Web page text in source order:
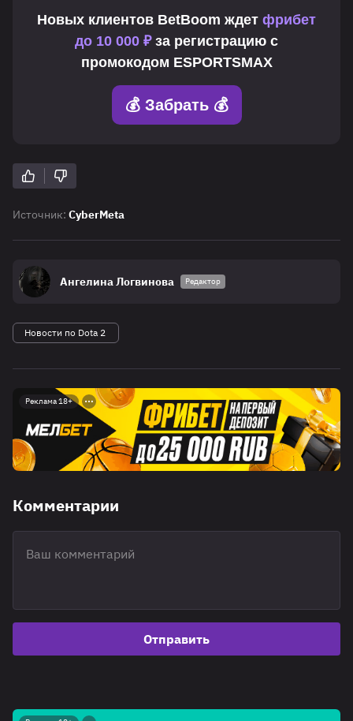
Новых клиентов BetBoom ждет фрибет
до 10 000 ₽за регистрацию с
промокодом ESPORTSMAX
💰 Забрать 💰
Источник: CyberMeta
Ангелина Логвинова Редактор
Новости по Dota 2
Реклама 18+
Комментарии
Отправить